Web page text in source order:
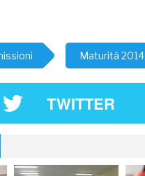
Maturità 2014
TWITTER